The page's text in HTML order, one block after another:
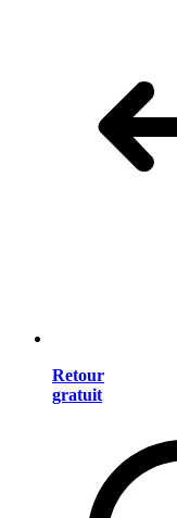
Retour
gratuit